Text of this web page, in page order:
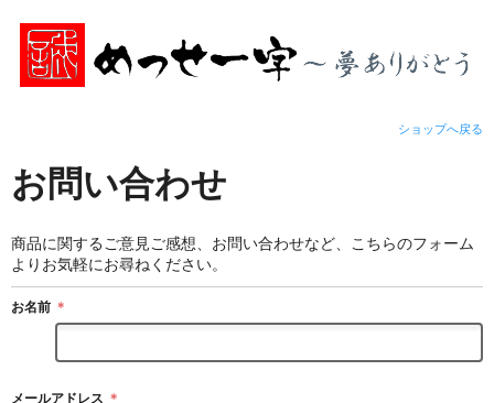
ショップへ戻る
お問い合わせ
商品に関するご意見ご感想、お問い合わせなど、こちらのフォーム
よりお気軽にお尋ねください。
お名前 ＊
メールアドレス ＊